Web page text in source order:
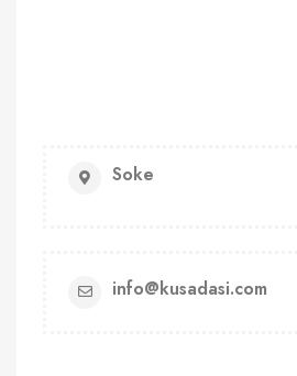
Soke
info@kusadasi.com